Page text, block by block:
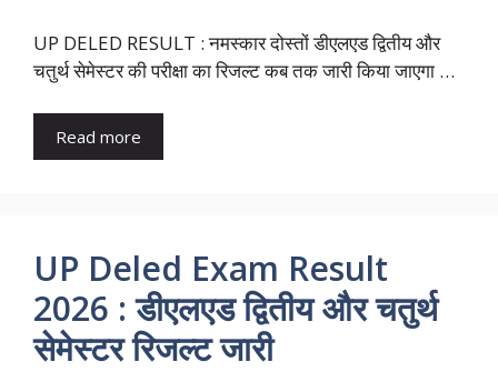
UP DELED RESULT : नमस्कार दोस्तों डीएलएड द्वितीय और
चतुर्थ सेमेस्टर की परीक्षा का रिजल्ट कब तक जारी किया जाएगा …
Read more
UP Deled Exam Result
2026 : डीएलएड द्वितीय और चतुर्थ
सेमेस्टर रिजल्ट जारी